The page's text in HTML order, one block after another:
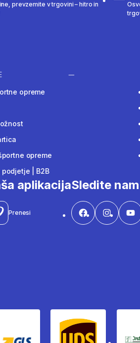
prevzemite v trgovini – hitro in
opreme
opreme
podjetje | B2B
aplikacija
Prenesi
Sledite nam